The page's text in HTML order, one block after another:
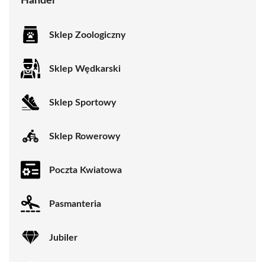
Sklep Zoologiczny
Sklep Wędkarski
Sklep Sportowy
Sklep Rowerowy
Poczta Kwiatowa
Pasmanteria
Jubiler